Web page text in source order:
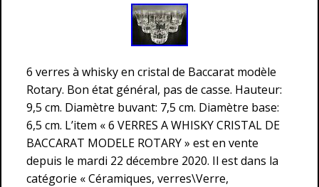
6 verres à whisky en cristal de Baccarat modèle
Rotary. Bon état général, pas de casse. Hauteur:
9,5 cm. Diamètre buvant: 7,5 cm. Diamètre base:
6,5 cm. L’item « 6 VERRES A WHISKY CRISTAL DE
BACCARAT MODELE ROTARY » est en vente
depuis le mardi 22 décembre 2020. Il est dans la
catégorie « Céramiques, verres\Verre,